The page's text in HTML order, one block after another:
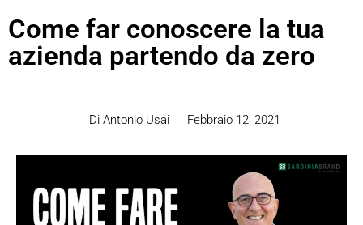
Come far conoscere la tua
azienda partendo da zero
Di Antonio Usai Febbraio 12, 2021